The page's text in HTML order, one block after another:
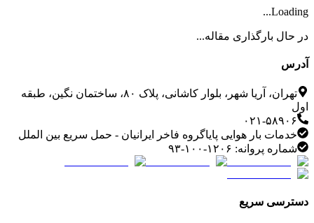
Loading...
در حال بارگذاری مقاله...
آدرس
تهران، آریا شهر، بلوار کاشانی، پلاک ۸۰، ساختمان نگین، طبقه
اول
۰۲۱-۵۸۹۰۶
خدمات بار هوایی پایاگروه فاخر ایرانیان - حمل سریع بین الملل
شماره پروانه: ۱۲۰۶-۱۰۰-۹۳
دسترسی سریع